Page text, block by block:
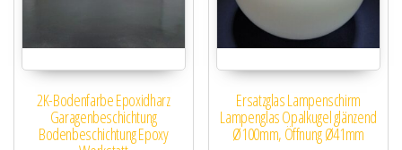
2K-Bodenfarbe Epoxidharz
Garagenbeschichtung
Bodenbeschichtung Epoxy
Ersatzglas Lampenschirm
Lampenglas Opalkugel glänzend
Ø100mm, Öffnung Ø41mm